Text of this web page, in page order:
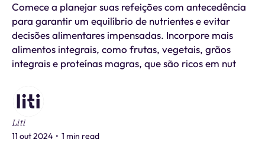
Comece a planejar suas refeições com antecedência
para garantir um equilíbrio de nutrientes e evitar
decisões alimentares impensadas. Incorpore mais
alimentos integrais, como frutas, vegetais, grãos
integrais e proteínas magras, que são ricos em nut
Liti
11 out 2024 • 1 min read